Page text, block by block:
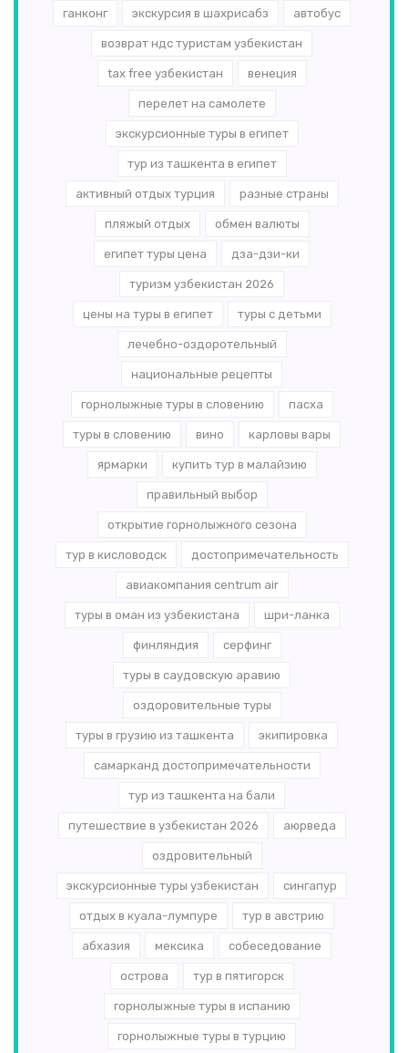
ганконг экскурсия в шахрисабз автобус
возврат ндс туристам узбекистан
tax free узбекистан венеция
перелет на самолете
экскурсионные туры в египет
тур из ташкента в египет
активный отдых турция разные страны
пляжый отдых обмен валюты
египет туры цена дза-дзи-ки
туризм узбекистан 2026
цены на туры в египет туры с детьми
лечебно-оздоротельный
национальные рецепты
горнолыжные туры в словению пасха
туры в словению вино карловы вары
ярмарки купить тур в малайзию
правильный выбор
открытие горнолыжного сезона
тур в кисловодск достопримечательность
авиакомпания centrum air
туры в оман из узбекистана шри-ланка
финляндия серфинг
туры в саудовскую аравию
оздоровительные туры
туры в грузию из ташкента экипировка
самарканд достопримечательности
тур из ташкента на бали
путешествие в узбекистан 2026 аюрведа
оздровительный
экскурсионные туры узбекистан сингапур
отдых в куала-лумпуре тур в австрию
абхазия мексика собеседование
острова тур в пятигорск
горнолыжные туры в испанию
горнолыжные туры в турцию